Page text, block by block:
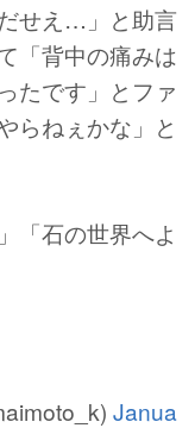
せえ…」と助言
「背中の痛みは
たです」とファ
らねぇかな」と
「石の世界へよ
Janua